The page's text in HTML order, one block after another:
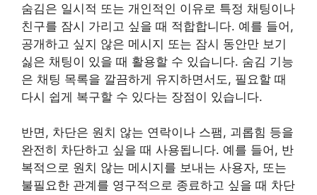
숨김은 일시적 또는 개인적인 이유로 특정 채팅이나
친구를 잠시 가리고 싶을 때 적합합니다. 예를 들어,
공개하고 싶지 않은 메시지 또는 잠시 동안만 보기
싫은 채팅이 있을 때 활용할 수 있습니다. 숨김 기능
은 채팅 목록을 깔끔하게 유지하면서도, 필요할 때
다시 쉽게 복구할 수 있다는 장점이 있습니다.
반면, 차단은 원치 않는 연락이나 스팸, 괴롭힘 등을
완전히 차단하고 싶을 때 사용됩니다. 예를 들어, 반
복적으로 원치 않는 메시지를 보내는 사용자, 또는
불필요한 관계를 영구적으로 종료하고 싶을 때 차단